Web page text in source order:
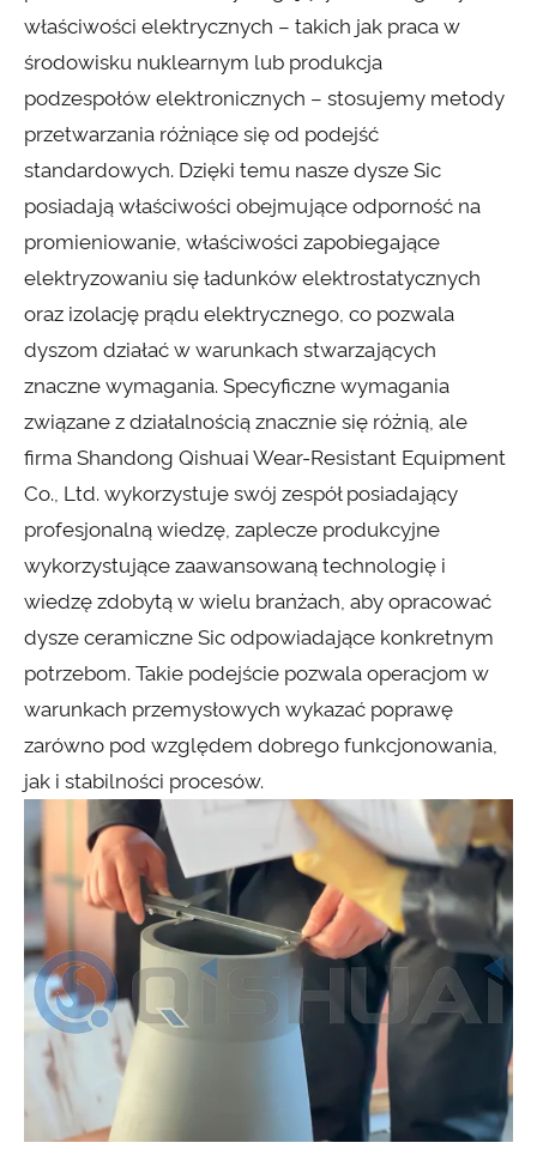
właściwości elektrycznych – takich jak praca w
środowisku nuklearnym lub produkcja
podzespołów elektronicznych – stosujemy metody
przetwarzania różniące się od podejść
standardowych. Dzięki temu nasze dysze Sic
posiadają właściwości obejmujące odporność na
promieniowanie, właściwości zapobiegające
elektryzowaniu się ładunków elektrostatycznych
oraz izolację prądu elektrycznego, co pozwala
dyszom działać w warunkach stwarzających
znaczne wymagania. Specyficzne wymagania
związane z działalnością znacznie się różnią, ale
firma Shandong Qishuai Wear-Resistant Equipment
Co., Ltd. wykorzystuje swój zespół posiadający
profesjonalną wiedzę, zaplecze produkcyjne
wykorzystujące zaawansowaną technologię i
wiedzę zdobytą w wielu branżach, aby opracować
dysze ceramiczne Sic odpowiadające konkretnym
potrzebom. Takie podejście pozwala operacjom w
warunkach przemysłowych wykazać poprawę
zarówno pod względem dobrego funkcjonowania,
jak i stabilności procesów.